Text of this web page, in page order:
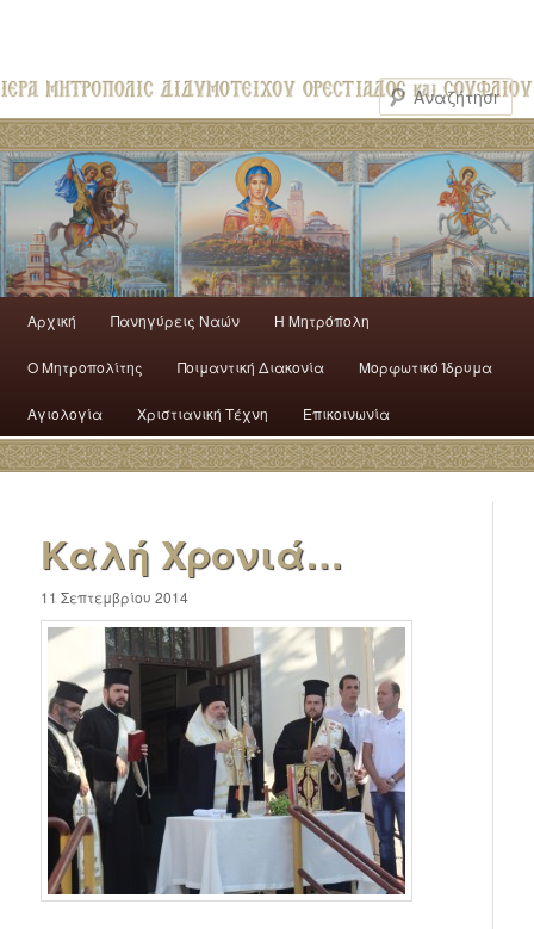
Αρχική Πανηγύρεις Ναών H Mητρόπολη
Ο Mητροπολίτης Ποιμαντική Διακονία Μορφωτικό Ίδρυμα
Αγιολογία Χριστιανική Τέχνη Επικοινωνία
Καλή Χρονιά…
11 Σεπτεμβρίου 2014